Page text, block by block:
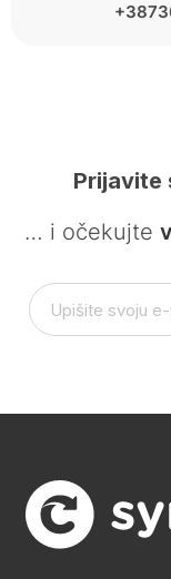
Prijavite
… i očekujte